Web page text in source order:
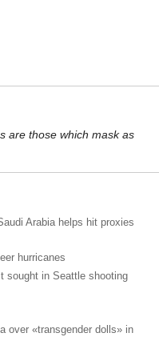
are those which mask as
Arabia helps hit proxies
hurricanes
sought in Seattle shooting
over «transgender dolls» in